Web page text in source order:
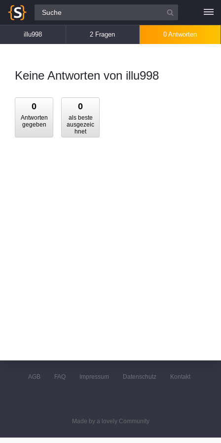
Alle Fragen
illu998 2 Fragen 0 Antworten
Keine Antworten von illu998
0
Antworten
gegeben
0
als beste
ausgezeic
hnet
AGB FAQ Impressum Datenschutz Kontakt
Made by a lovely Community